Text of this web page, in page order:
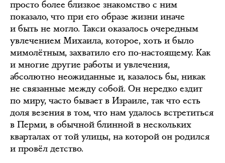
просто более близкое знакомство с ним
показало, что при его образе жизни иначе
и быть не могло. Такси оказалось очередным
увлечением Михаила, которое, хоть и было
мимолётным, захватило его по-настоящему. Как
и многие другие работы и увлечения,
абсолютно неожиданные и, казалось бы, никак
не связанные между собой. Он нередко ездит
по миру, часто бывает в Израиле, так что есть
доля везения в том, что нам удалось встретиться
в Перми, в обычной блинной в нескольких
кварталах от той улицы, на которой он родился
и провёл детство.